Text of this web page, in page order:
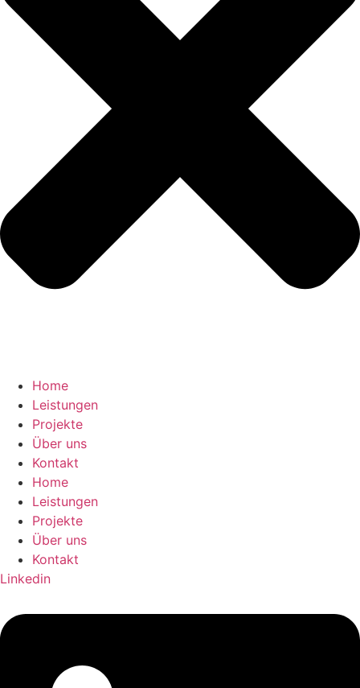
Home
Leistungen
Projekte
Über uns
Kontakt
Home
Leistungen
Projekte
Über uns
Kontakt
Linkedin